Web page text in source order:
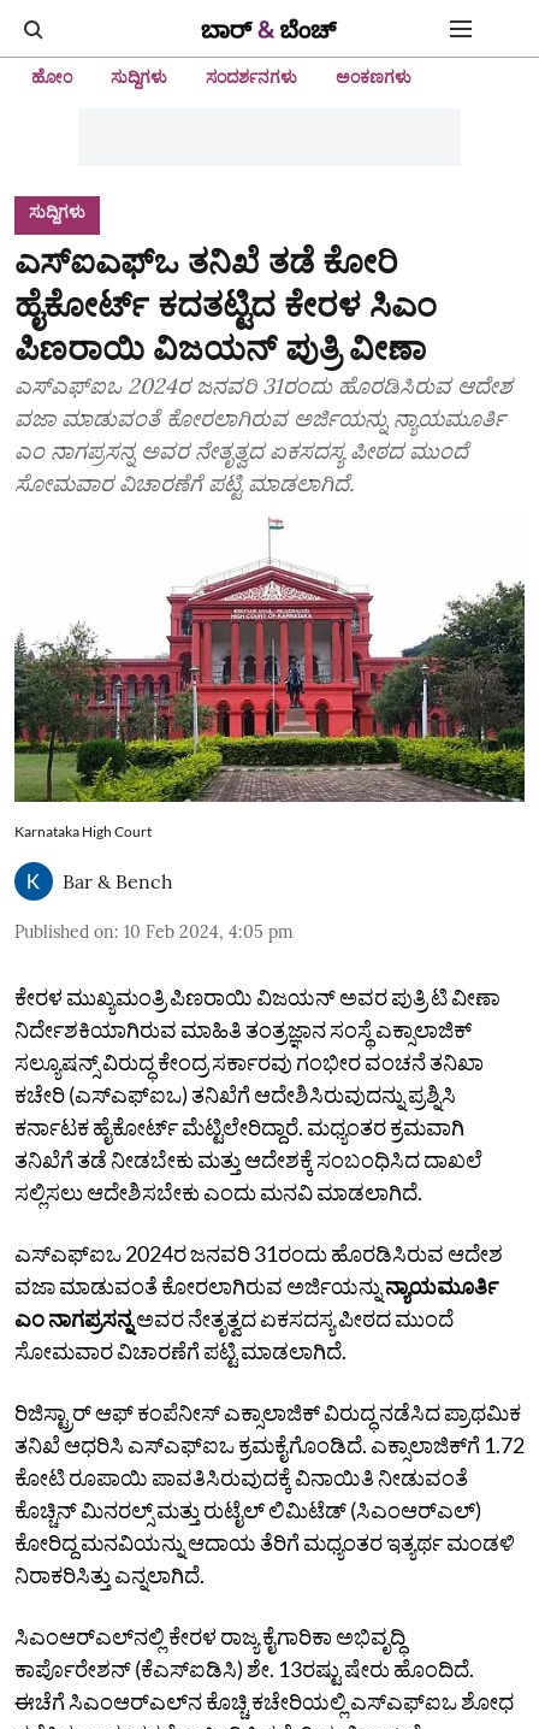
ಹೋಂ ಸುದ್ದಿಗಳು ಸಂದರ್ಶನಗಳು ಅಂಕಣಗಳು
ಸುದ್ದಿಗಳು
ಎಸ್‌ಐಎಫ್‌ಒ ತನಿಖೆ ತಡೆ ಕೋರಿ
ಹೈಕೋರ್ಟ್‌ ಕದತಟ್ಟಿದ ಕೇರಳ ಸಿಎಂ
ಪಿಣರಾಯಿ ವಿಜಯನ್‌ ಪುತ್ರಿ ವೀಣಾ
ಎಸ್‌ಎಫ್‌ಐಒ 2024ರ ಜನವರಿ 31ರಂದು ಹೊರಡಿಸಿರುವ ಆದೇಶ
ವಜಾ ಮಾಡುವಂತೆ ಕೋರಲಾಗಿರುವ ಅರ್ಜಿಯನ್ನು ನ್ಯಾಯಮೂರ್ತಿ
ಎಂ ನಾಗಪ್ರಸನ್ನ ಅವರ ನೇತೃತ್ವದ ಏಕಸದಸ್ಯ ಪೀಠದ ಮುಂದೆ
ಸೋಮವಾರ ವಿಚಾರಣೆಗೆ ಪಟ್ಟಿ ಮಾಡಲಾಗಿದೆ.
Karnataka High Court
Bar & Bench
Published on: 10 Feb 2024, 4:05 pm
ಕೇರಳ ಮುಖ್ಯಮಂತ್ರಿ ಪಿಣರಾಯಿ ವಿಜಯನ್‌ ಅವರ ಪುತ್ರಿ ಟಿ ವೀಣಾ
ನಿರ್ದೇಶಕಿಯಾಗಿರುವ ಮಾಹಿತಿ ತಂತ್ರಜ್ಞಾನ ಸಂಸ್ಥೆ ಎಕ್ಸಾಲಾಜಿಕ್‌
ಸಲ್ಯೂಷನ್ಸ್‌ ವಿರುದ್ಧ ಕೇಂದ್ರ ಸರ್ಕಾರವು ಗಂಭೀರ ವಂಚನೆ ತನಿಖಾ
ಕಚೇರಿ (ಎಸ್‌ಎಫ್‌ಐಒ) ತನಿಖೆಗೆ ಆದೇಶಿಸಿರುವುದನ್ನು ಪ್ರಶ್ನಿಸಿ
ಕರ್ನಾಟಕ ಹೈಕೋರ್ಟ್‌ ಮೆಟ್ಟಿಲೇರಿದ್ದಾರೆ. ಮಧ್ಯಂತರ ಕ್ರಮವಾಗಿ
ತನಿಖೆಗೆ ತಡೆ ನೀಡಬೇಕು ಮತ್ತು ಆದೇಶಕ್ಕೆ ಸಂಬಂಧಿಸಿದ ದಾಖಲೆ
ಸಲ್ಲಿಸಲು ಆದೇಶಿಸಬೇಕು ಎಂದು ಮನವಿ ಮಾಡಲಾಗಿದೆ.
ಎಸ್‌ಎಫ್‌ಐಒ 2024ರ ಜನವರಿ 31ರಂದು ಹೊರಡಿಸಿರುವ ಆದೇಶ
ವಜಾ ಮಾಡುವಂತೆ ಕೋರಲಾಗಿರುವ ಅರ್ಜಿಯನ್ನುನ್ಯಾಯಮೂರ್ತಿ
ಎಂ ನಾಗಪ್ರಸನ್ನಅವರ ನೇತೃತ್ವದ ಏಕಸದಸ್ಯ ಪೀಠದ ಮುಂದೆ
ಸೋಮವಾರ ವಿಚಾರಣೆಗೆ ಪಟ್ಟಿ ಮಾಡಲಾಗಿದೆ.
ರಿಜಿಸ್ಟ್ರಾರ್‌ ಆಫ್‌ ಕಂಪೆನೀಸ್‌ ಎಕ್ಸಾಲಾಜಿಕ್‌ ವಿರುದ್ಧ ನಡೆಸಿದ ಪ್ರಾಥಮಿಕ
ತನಿಖೆ ಆಧರಿಸಿ ಎಸ್‌ಎಫ್‌ಐಒ ಕ್ರಮಕೈಗೊಂಡಿದೆ. ಎಕ್ಸಾಲಾಜಿಕ್‌ಗೆ 1.72
ಕೋಟಿ ರೂಪಾಯಿ ಪಾವತಿಸಿರುವುದಕ್ಕೆ ವಿನಾಯಿತಿ ನೀಡುವಂತೆ
ಕೊಚ್ಚಿನ್‌ ಮಿನರಲ್ಸ್‌ ಮತ್ತು ರುಟೈಲ್‌ ಲಿಮಿಟೆಡ್‌ (ಸಿಎಂಆರ್‌ಎಲ್‌)
ಕೋರಿದ್ದ ಮನವಿಯನ್ನು ಆದಾಯ ತೆರಿಗೆ ಮಧ್ಯಂತರ ಇತ್ಯರ್ಥ ಮಂಡಳಿ
ನಿರಾಕರಿಸಿತ್ತು ಎನ್ನಲಾಗಿದೆ.
ಸಿಎಂಆರ್‌ಎಲ್‌ನಲ್ಲಿ ಕೇರಳ ರಾಜ್ಯ ಕೈಗಾರಿಕಾ ಅಭಿವೃದ್ಧಿ
ಕಾರ್ಪೊರೇಶನ್‌ (ಕೆಎಸ್‌ಐಡಿಸಿ) ಶೇ. 13ರಷ್ಟು ಷೇರು ಹೊಂದಿದೆ.
ಈಚೆಗೆ ಸಿಎಂಆರ್‌ಎಲ್‌ನ ಕೊಚ್ಚಿ ಕಚೇರಿಯಲ್ಲಿ ಎಸ್‌ಎಫ್‌ಐಒ ಶೋಧ